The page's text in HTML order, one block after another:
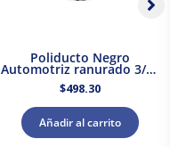
Poliducto Negro
Automotriz ranurado 3/8″
50m Poliflex
$498.30
Añadir al carrito